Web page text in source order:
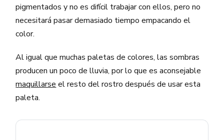
pigmentados y no es difícil trabajar con ellos, pero no
necesitará pasar demasiado tiempo empacando el
color.
Al igual que muchas paletas de colores, las sombras
producen un poco de lluvia, por lo que es aconsejable
maquillarse el resto del rostro después de usar esta
paleta.